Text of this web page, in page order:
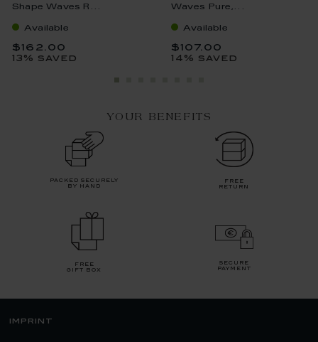
Shape Waves R...
Available
$162.00
13% saved
Waves Pure,...
Available
$107.00
14% saved
YOUR BENEFITS
packed securely
by hand
free
return
free
gift box
secure
payment
imprint